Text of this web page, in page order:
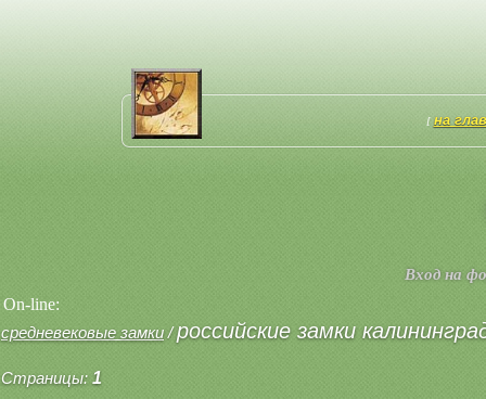
[ на
Вход на
On-line:
средневековые замки/российские замки
Страницы: 1